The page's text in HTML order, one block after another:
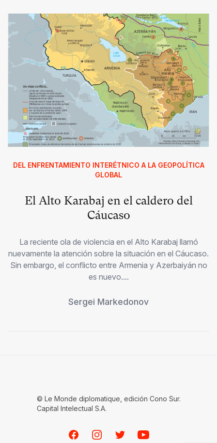
DEL ENFRENTAMIENTO INTERÉTNICO A LA GEOPOLÍTICA
GLOBAL
El Alto Karabaj en el caldero del
Cáucaso
La reciente ola de violencia en el Alto Karabaj llamó
nuevamente la atención sobre la situación en el Cáucaso.
Sin embargo, el conflicto entre Armenia y Azerbaiyán no
es nuevo....
Sergei Markedonov
© Le Monde diplomatique, edición Cono Sur.
Capital Intelectual S.A.
FacebookInstagramTwitterYoutube